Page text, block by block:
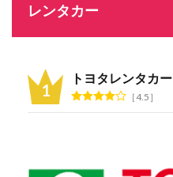
レンタカー
トヨタレンタカー
4.5